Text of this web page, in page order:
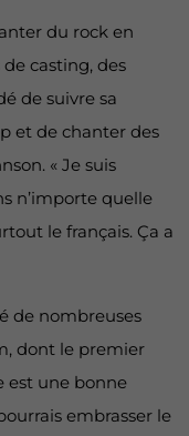
du rock en
casting, des
de suivre sa
et de chanter des
« Je suis
n’importe quelle
le français. Ça a
de nombreuses
dont le premier
est une bonne
embrasser le